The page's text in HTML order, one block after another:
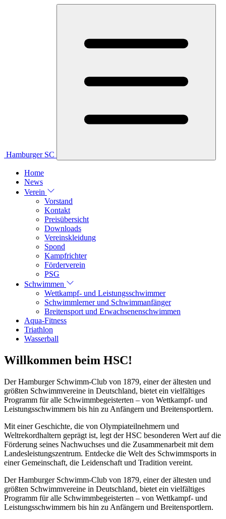
Hamburger SC
Home
News
Verein
Vorstand
Kontakt
Preisübersicht
Downloads
Vereinskleidung
Spond
Kampfrichter
Förderverein
PSG
Schwimmen
Wettkampf- und Leistungsschwimmer
Schwimmlerner und Schwimmanfänger
Breitensport und Erwachsenenschwimmen
Aqua-Fitness
Triathlon
Wasserball
Willkommen beim HSC!
Der Hamburger Schwimm-Club von 1879, einer der ältesten und
größten Schwimmvereine in Deutschland, bietet ein vielfältiges
Programm für alle Schwimmbegeisterten – von Wettkampf- und
Leistungsschwimmern bis hin zu Anfängern und Breitensportlern.
Mit einer Geschichte, die von Olympiateilnehmern und
Weltrekordhaltern geprägt ist, legt der HSC besonderen Wert auf die
Förderung seines Nachwuchses und die Zusammenarbeit mit dem
Landesleistungszentrum. Entdecke die Welt des Schwimmsports in
einer Gemeinschaft, die Leidenschaft und Tradition vereint.
Der Hamburger Schwimm-Club von 1879, einer der ältesten und
größten Schwimmvereine in Deutschland, bietet ein vielfältiges
Programm für alle Schwimmbegeisterten – von Wettkampf- und
Leistungsschwimmern bis hin zu Anfängern und Breitensportlern.